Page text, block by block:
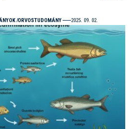
ORVOSTUDOMÁNY 2025. 09. 02.